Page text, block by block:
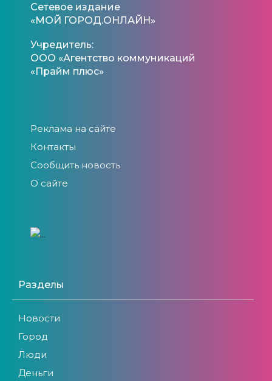
Сетевое издание
«МОЙ ГОРОД.ОНЛАЙН»
Учредитель:
ООО «Агентство коммуникаций
«Прайм плюс»
Реклама на сайте
Контакты
Сообщить новость
О сайте
Разделы
Новости
Город
Люди
Деньги